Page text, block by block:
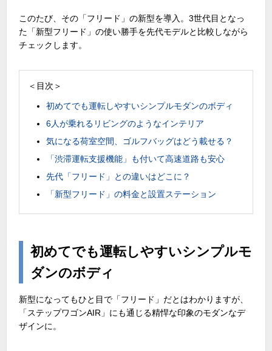
このたび、その「フリード」の新型を導入。3世代目となっ
た「新型フリード」の使い勝手を先代モデルと比較しながら
チェックします。
＜目次＞
初めてでも運転しやすいシンプルモダンのボディ
6人が乗れるリビングのようなインテリア
気になる荷室空間、ゴルフバッグはどう載せる？
「渋滞運転支援機能」も付いて高速道路も安心
先代「フリード」との違いはどこに？
「新型フリード」の料金と設置ステーション
初めてでも運転しやすいシンプルモ
ダンのボディ
新型になってもひと目で「フリード」だとはわかりますが、
「ステップワゴンAIR 」にも通じる精悍な印象のモダンなデ
ザインに。